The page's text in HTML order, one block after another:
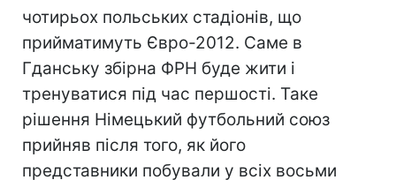
чотирьох польських стадіонів, що
прийматимуть Євро-2012. Саме в
Гданську збірна ФРН буде жити і
тренуватися під час першості. Таке
рішення Німецький футбольний союз
прийняв після того, як його
представники побували у всіх восьми